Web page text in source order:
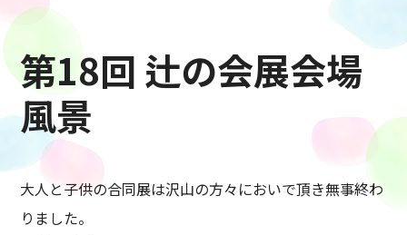
第18回 辻の会展会場
風景
大人と子供の合同展は沢山の方々においで頂き無事終わ
りました。